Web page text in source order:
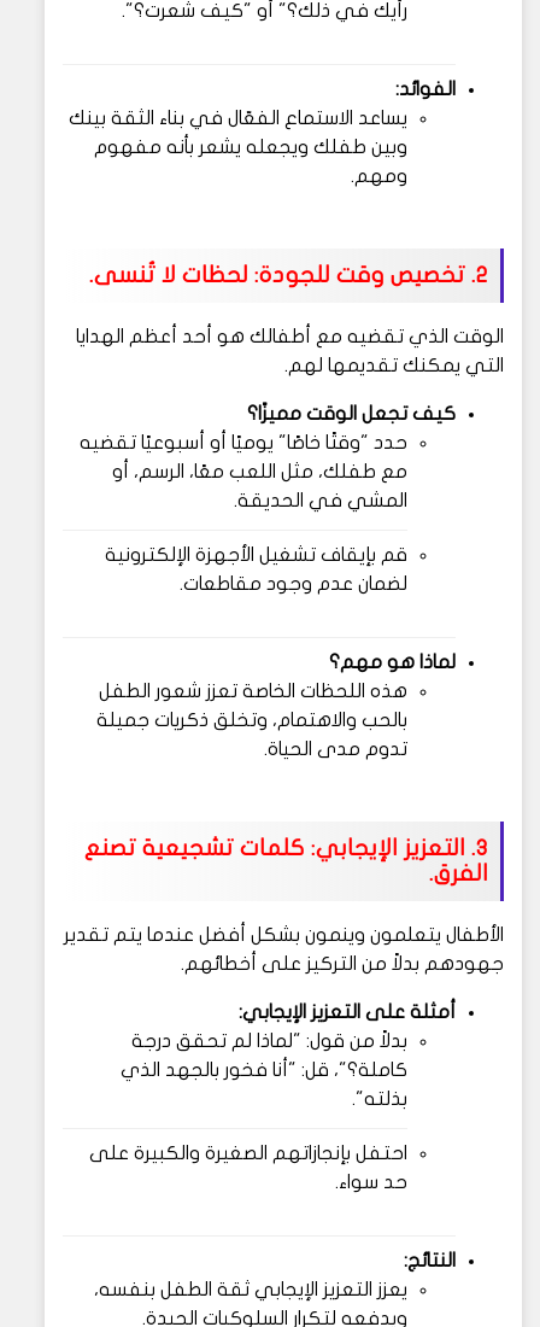
رأيك في ذلك؟" أو "كيف شعرت؟".
الفوائد:
يساعد الاستماع الفعّال في بناء الثقة بينك
وبين طفلك ويجعله يشعر بأنه مفهوم
ومهم.
2. تخصيص وقت للجودة: لحظات لا تُنسى.
الوقت الذي تقضيه مع أطفالك هو أحد أعظم الهدايا
التي يمكنك تقديمها لهم.
كيف تجعل الوقت مميزًا؟
حدد "وقتًا خاصًا" يوميًا أو أسبوعيًا تقضيه
مع طفلك، مثل اللعب معًا، الرسم، أو
المشي في الحديقة.
قم بإيقاف تشغيل الأجهزة الإلكترونية
لضمان عدم وجود مقاطعات.
لماذا هو مهم؟
هذه اللحظات الخاصة تعزز شعور الطفل
بالحب والاهتمام، وتخلق ذكريات جميلة
تدوم مدى الحياة.
3. التعزيز الإيجابي: كلمات تشجيعية تصنع
الفرق.
الأطفال يتعلمون وينمون بشكل أفضل عندما يتم تقدير
جهودهم بدلاً من التركيز على أخطائهم.
أمثلة على التعزيز الإيجابي:
بدلاً من قول: "لماذا لم تحقق درجة
كاملة؟"، قل: "أنا فخور بالجهد الذي
بذلته".
احتفل بإنجازاتهم الصغيرة والكبيرة على
حد سواء.
النتائج:
يعزز التعزيز الإيجابي ثقة الطفل بنفسه،
ويدفعه لتكرار السلوكيات الجيدة.